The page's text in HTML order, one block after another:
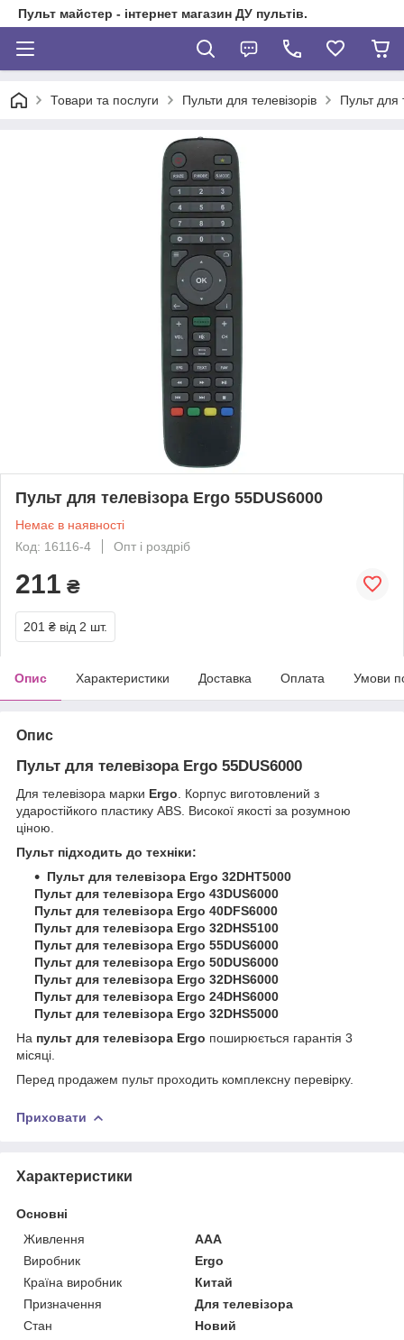
Пульт майстер - інтернет магазин ДУ пультів.
Товари та послуги Пульти для телевізорів Пульт для
Пульт для телевізора Ergo 55DUS6000
Немає в наявності
Код: 16116-4
Опт і роздріб
211 ₴
201 ₴ від 2 шт.
Опис Характеристики Доставка Оплата Умови
Опис
Пульт для телевізора Ergo 55DUS6000
Для телевізора марки Ergo . Корпус виготовлений з
ударостійкого пластику ABS. Високої якості за розумною
ціною.
Пульт підходить до техніки:
Пульт для телевізора Ergo 32DHT5000
Пульт для телевізора Ergo 43DUS6000
Пульт для телевізора Ergo 40DFS6000
Пульт для телевізора Ergo 32DHS5100
Пульт для телевізора Ergo 55DUS6000
Пульт для телевізора Ergo 50DUS6000
Пульт для телевізора Ergo 32DHS6000
Пульт для телевізора Ergo 24DHS6000
Пульт для телевізора Ergo 32DHS5000
На пульт для телевізора Ergo поширюється гарантія 3
місяці.
Перед продажем пульт проходить комплексну перевірку.
Приховати
Характеристики
Основні
Живлення
AAA
Виробник
Ergo
Країна виробник
Китай
Призначення
Для телевізора
Стан
Новий